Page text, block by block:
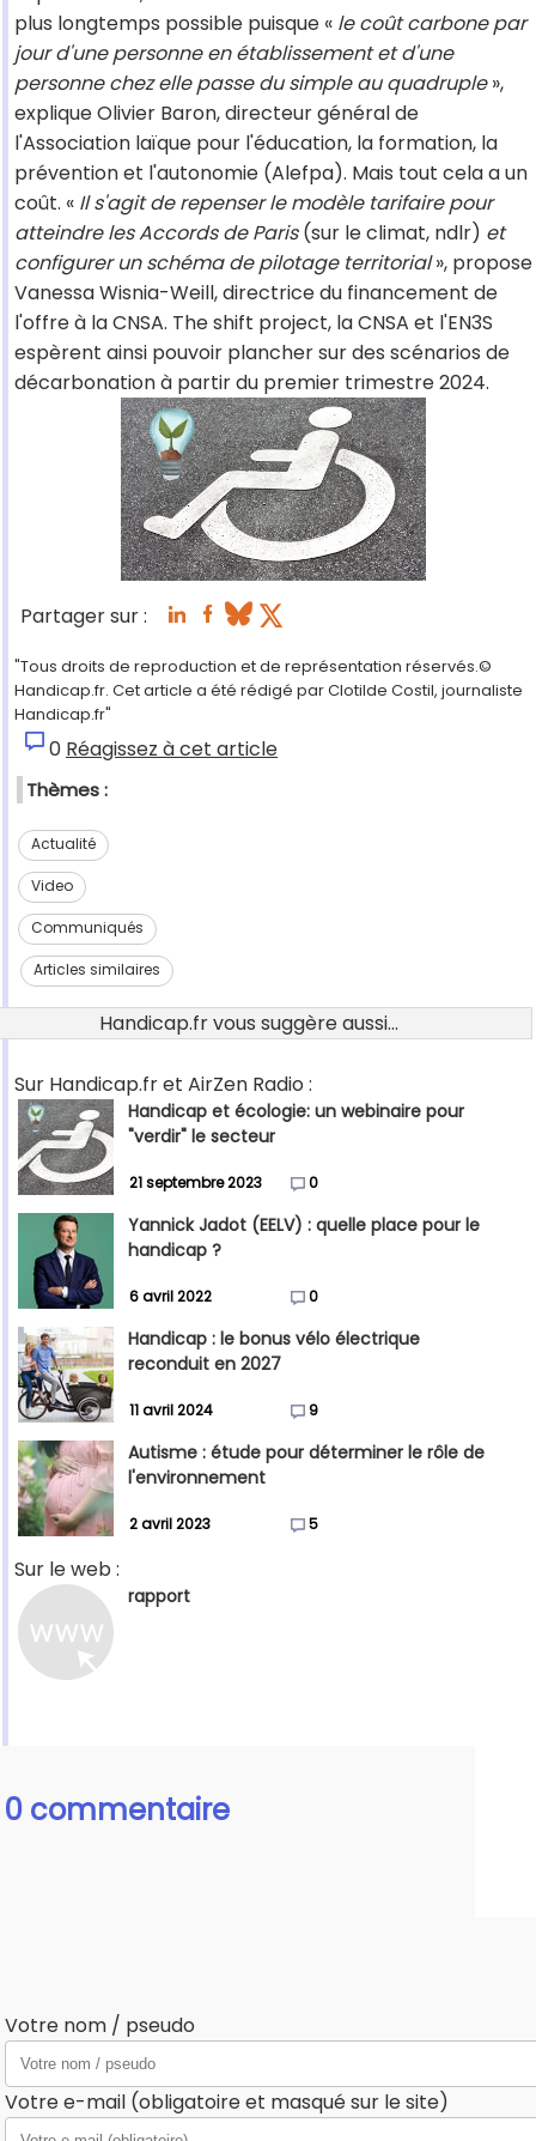
plus longtemps possible puisque « le coût carbone par
jour d'une personne en établissement et d'une
personne chez elle passe du simple au quadruple»,
explique Olivier Baron, directeur général de
l'Association laïque pour l'éducation, la formation, la
prévention et l'autonomie (Alefpa). Mais tout cela a un
coût. « Il s'agit de repenser le modèle tarifaire pour
atteindre les Accords de Paris(sur le climat, ndlr) et
configurer un schéma de pilotage territorial», propose
Vanessa Wisnia-Weill, directrice du financement de
l'offre à la CNSA. The shift project, la CNSA et l'EN3S
espèrent ainsi pouvoir plancher sur des scénarios de
décarbonation à partir du premier trimestre 2024.
Partager sur :
"Tous droits de reproduction et de représentation réservés.©
Handicap.fr. Cet article a été rédigé par Clotilde Costil, journaliste
Handicap.fr"
0 Réagissez à cet article
Thèmes :
Actualité
Video
Communiqués
Articles similaires
Handicap.fr vous suggère aussi...
Sur Handicap.fr et AirZen Radio :
Handicap et écologie: un webinaire pour
"verdir" le secteur
21 septembre 2023 0
Yannick Jadot (EELV) : quelle place pour le
handicap ?
6 avril 2022 0
Handicap : le bonus vélo électrique
reconduit en 2027
11 avril 2024 9
Autisme : étude pour déterminer le rôle de
l'environnement
2 avril 2023 5
Sur le web :
rapport
0 commentaire
Votre nom / pseudo
Votre e-mail (obligatoire et masqué sur le site)